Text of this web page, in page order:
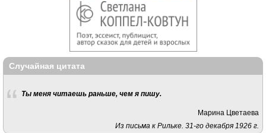
Случайная цитата
Ты меня читаешь раньше, чем я пишу.
Марина Цветаева
Из письма к Рильке. 31-го декабря 1926 г.